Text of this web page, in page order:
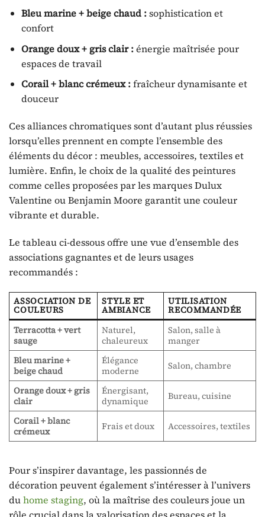
Bleu marine + beige chaud :sophistication et
confort
Orange doux + gris clair :énergie maîtrisée pour
espaces de travail
Corail + blanc crémeux :fraîcheur dynamisante et
douceur
Ces alliances chromatiques sont d’autant plus réussies
lorsqu’elles prennent en compte l’ensemble des
éléments du décor : meubles, accessoires, textiles et
lumière. Enfin, le choix de la qualité des peintures
comme celles proposées par les marques Dulux
Valentine ou Benjamin Moore garantit une couleur
vibrante et durable.
Le tableau ci-dessous offre une vue d’ensemble des
associations gagnantes et de leurs usages
recommandés :
ASSOCIATION DE
COULEURS
STYLE ET
AMBIANCE
UTILISATION
RECOMMANDÉE
Terracotta + vert
sauge
Naturel,
chaleureux
Salon, salle à
manger
Bleu marine +
beige chaud
Élégance
moderne
Salon, chambre
Orange doux + gris
clair
Énergisant,
dynamique
Bureau, cuisine
Corail + blanc
crémeux
Frais et doux Accessoires, textiles
Pour s’inspirer davantage, les passionnés de
décoration peuvent également s’intéresser à l’univers
duhome staging, où la maîtrise des couleurs joue un